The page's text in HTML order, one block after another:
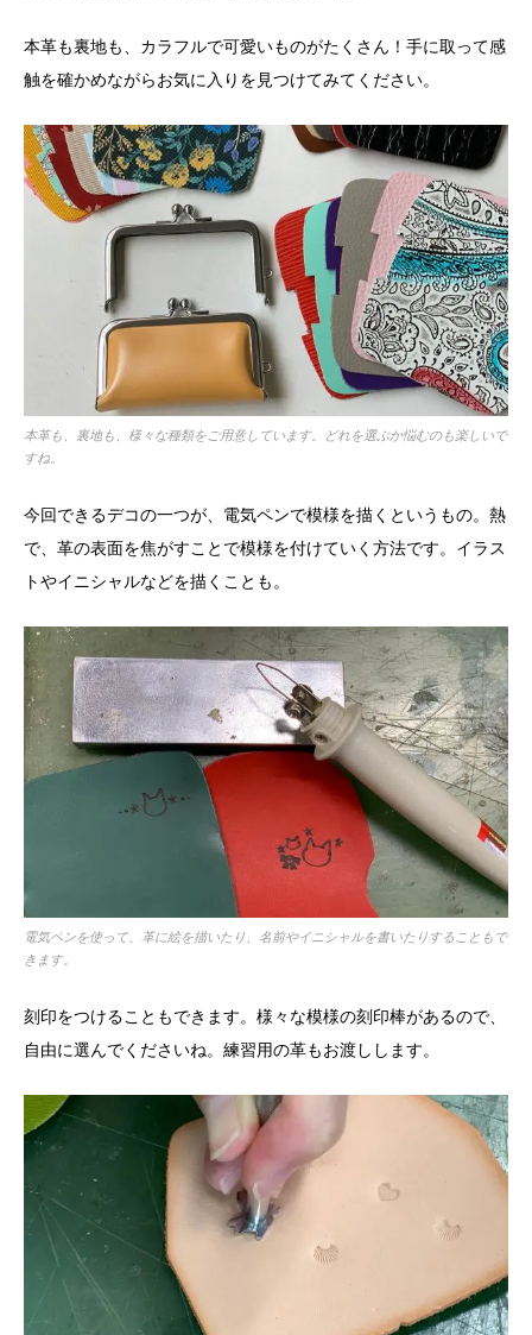
本革も裏地も、カラフルで可愛いものがたくさん！手に取って感
触を確かめながらお気に入りを見つけてみてください。
本革も、裏地も、様々な種類をご用意しています。どれを選ぶか悩むのも楽しいで
すね。
今回できるデコの一つが、電気ペンで模様を描くというもの。熱
で、革の表面を焦がすことで模様を付けていく方法です。イラス
トやイニシャルなどを描くことも。
電気ペンを使って、革に絵を描いたり、名前やイニシャルを書いたりすることもで
きます。
刻印をつけることもできます。様々な模様の刻印棒があるので、
自由に選んでくださいね。練習用の革もお渡しします。